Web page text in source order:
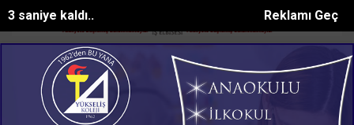
Reklamı Geç
2 saniye kaldı..
SON DAKİKA:
aniden alev alan otomobilde... Bakan Kurumun